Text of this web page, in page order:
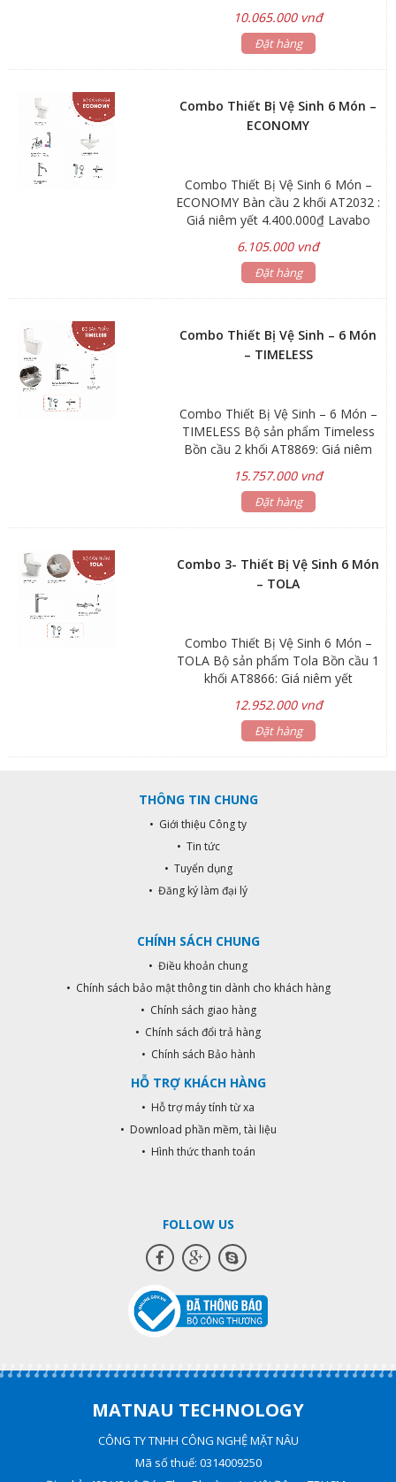
AT4065: Giá niêm yết 1.100.000₫
Bộ sen tắm nóng lạnh AT21121: Giá
2.200.000₫ Tặng kèm xịt phụ
AT10401, Van T AT21012 Hãng sản
xuất: ATMOR
10.065.000 vnđ
Đặt hàng
Combo Thiết Bị Vệ Sinh 6 Món –
ECONOMY
Combo Thiết Bị Vệ Sinh 6 Món –
ECONOMY Bàn cầu 2 khối AT2032 :
Giá niêm yết 4.400.000₫ Lavabo
1.100.000₫ Bộ sen tắm nóng lạnh
AT001+AT08007: Giá niêm yết
kèm xịt phụ AT10401, Van T
AT21012 Hãng sản xuất: ATMOR
6.105.000 vnđ
Đặt hàng
Combo Thiết Bị Vệ Sinh – 6 Món
– TIMELESS
Combo Thiết Bị Vệ Sinh – 6 Món –
TIMELESS Bộ sản phẩm Timeless
Bồn cầu 2 khối AT8869: Giá niêm
AT10201: Giá niêm yết 6.600.000đ
Lavabo âm bàn AT4071: Giá niêm
2.970.000đ Tặng kèm xịt phụ
AT10401, Van T AT21012 Hãng sản
xuất: ATMOR
15.757.000 vnđ
Đặt hàng
Combo 3- Thiết Bị Vệ Sinh 6 Món
– TOLA
Combo Thiết Bị Vệ Sinh 6 Món –
TOLA Bộ sản phẩm Tola Bồn cầu 1
khối AT8866: Giá niêm yết
AT4565: Giá niêm yết 2.970.000₫
Bộ sen tắm nóng lạnh AT90891: Giá
AT10401, Van T AT21012
12.952.000 vnđ
Đặt hàng
THÔNG TIN CHUNG
• Giới thiệu Công ty
• Tin tức
• Tuyển dụng
• Đăng ký làm đại lý
CHÍNH SÁCH CHUNG
• Điều khoản chung
• Chính sách bảo mật thông tin dành cho khách hàng
• Chính sách giao hàng
• Chính sách đổi trả hàng
• Chính sách Bảo hành
HỖ TRỢ KHÁCH HÀNG
• Hỗ trợ máy tính từ xa
• Download phần mềm, tài liệu
• Hình thức thanh toán
FOLLOW US
MATNAU TECHNOLOGY
CÔNG TY TNHH CÔNG NGHỆ MẶT NÂU
Mã số thuế: 0314009250